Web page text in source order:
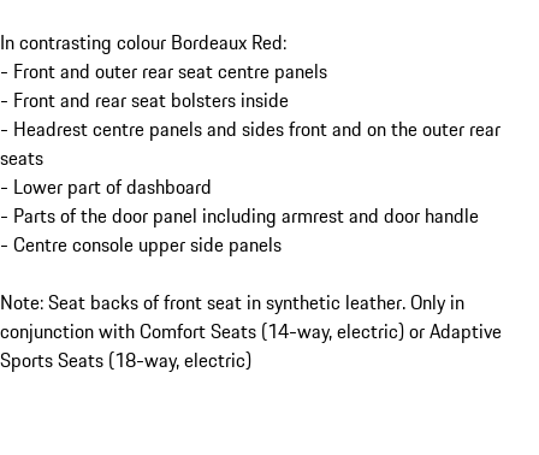
In contrasting colour Bordeaux Red:
- Front and outer rear seat centre panels
- Front and rear seat bolsters inside
- Headrest centre panels and sides front and on the outer rear
seats
- Lower part of dashboard
- Parts of the door panel including armrest and door handle
- Centre console upper side panels
Note: Seat backs of front seat in synthetic leather. Only in
conjunction with Comfort Seats (14-way, electric) or Adaptive
Sports Seats (18-way, electric)